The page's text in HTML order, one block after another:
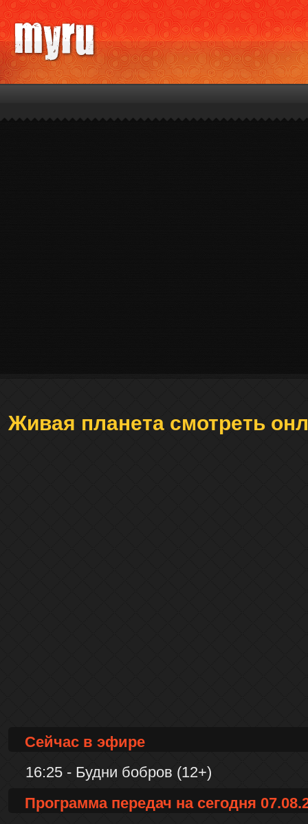
Живая планета смотреть
Сейчас в эфире
16:25 - Будни бобров (12+)
Программа передач на сегодня